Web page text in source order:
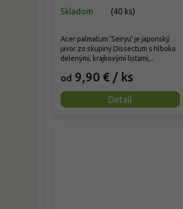
Skladom (40 ks)
od 9,90 € / ks
Detail
Acer palmatum 'Seiryu' je japonský
javor zo skupiny Dissectum s hlboko
delenými, krajkovými listami,...